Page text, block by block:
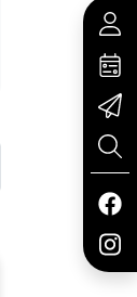
Nächster Treffer